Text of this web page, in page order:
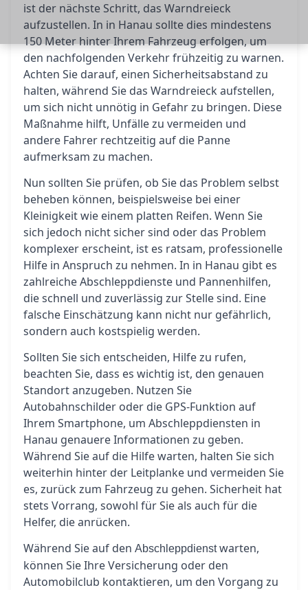
ist der nächste Schritt, das Warndreieck
aufzustellen. In in Hanau sollte dies mindestens
150 Meter hinter Ihrem Fahrzeug erfolgen, um
den nachfolgenden Verkehr frühzeitig zu warnen.
Achten Sie darauf, einen Sicherheitsabstand zu
halten, während Sie das Warndreieck aufstellen,
um sich nicht unnötig in Gefahr zu bringen. Diese
Maßnahme hilft, Unfälle zu vermeiden und
andere Fahrer rechtzeitig auf die Panne
aufmerksam zu machen.
Nun sollten Sie prüfen, ob Sie das Problem selbst
beheben können, beispielsweise bei einer
Kleinigkeit wie einem platten Reifen. Wenn Sie
sich jedoch nicht sicher sind oder das Problem
komplexer erscheint, ist es ratsam, professionelle
Hilfe in Anspruch zu nehmen. In in Hanau gibt es
zahlreiche Abschleppdienste und Pannenhilfen,
die schnell und zuverlässig zur Stelle sind. Eine
falsche Einschätzung kann nicht nur gefährlich,
sondern auch kostspielig werden.
Sollten Sie sich entscheiden, Hilfe zu rufen,
beachten Sie, dass es wichtig ist, den genauen
Standort anzugeben. Nutzen Sie
Autobahnschilder oder die GPS-Funktion auf
Ihrem Smartphone, um Abschleppdiensten in
Hanau genauere Informationen zu geben.
Während Sie auf die Hilfe warten, halten Sie sich
weiterhin hinter der Leitplanke und vermeiden Sie
es, zurück zum Fahrzeug zu gehen. Sicherheit hat
stets Vorrang, sowohl für Sie als auch für die
Helfer, die anrücken.
Während Sie auf den Abschleppdienstwarten,
können Sie Ihre Versicherung oder den
Automobilclub kontaktieren, um den Vorgang zu